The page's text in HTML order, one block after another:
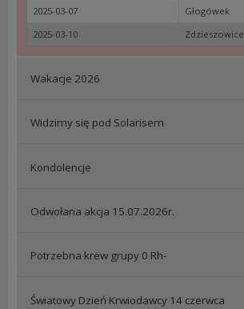
2025-03-07
Głogówek
2025-03-10
Zdzieszowice
Wakacje 2026
Widzimy się pod Solarisem
Kondolencje
Odwołana akcja 15.07.2026r.
Potrzebna krew grupy 0 Rh-
Światowy Dzień Krwiodawcy 14 czerwca